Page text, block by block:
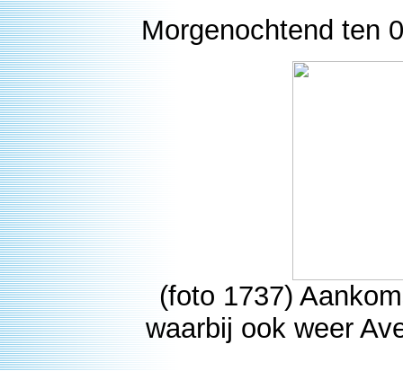
Morgenochtend ten
(foto 1737)
waarbij ook weer